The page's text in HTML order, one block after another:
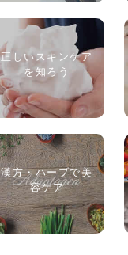
正しいスキンケア
を知ろう
漢方・ハーブで美
容ケア